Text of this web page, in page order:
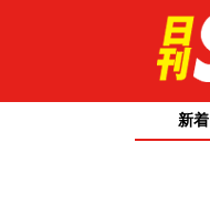
新着